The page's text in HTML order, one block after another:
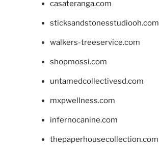
casateranga.com
sticksandstonesstudiooh.com
walkers-treeservice.com
shopmossi.com
untamedcollectivesd.com
mxpwellness.com
infernocanine.com
thepaperhousecollection.com